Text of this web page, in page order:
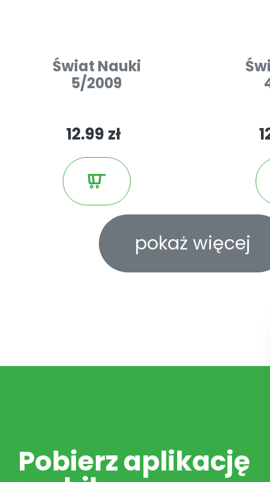
Świat Nauki
5/2009
12.99 zł
pokaż więcej
Pobierz aplikację